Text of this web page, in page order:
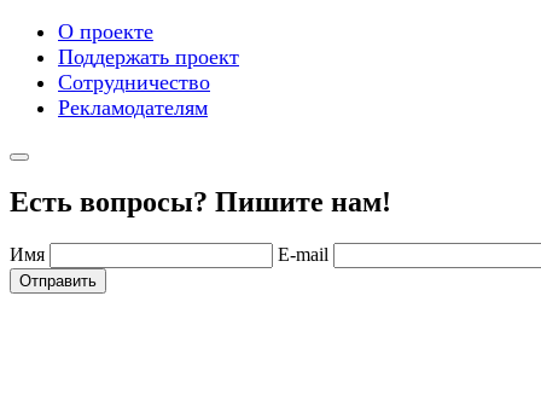
О проекте
Поддержать проект
Сотрудничество
Рекламодателям
Есть вопросы? Пишите нам!
Имя E-mail